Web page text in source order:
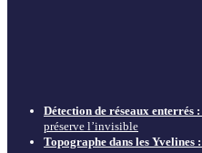
Détection de réseaux enterrés :
préserve l’invisible
Topographe dans les Yvelines :